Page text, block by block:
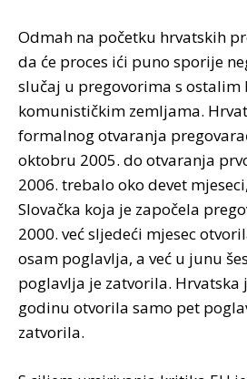
Odmah na početku hrvatskih
da će proces ići puno sporije
slučaj u pregovorima s ostalim
komunističkim zemljama.
formalnog otvaranja
oktobru 2005. do otvaranja
2006. trebalo oko devet
Slovačka koja je započela
2000. već sljedeći mjesec
osam poglavlja, a već u junu
poglavlja je zatvorila. Hrvatska
godinu otvorila samo pet
zatvorila.